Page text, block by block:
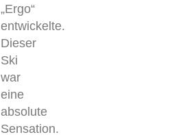
„Ergo“
entwickelte.
Dieser
Ski
war
eine
absolute
Sensation.